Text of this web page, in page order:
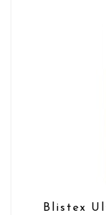
Blistex